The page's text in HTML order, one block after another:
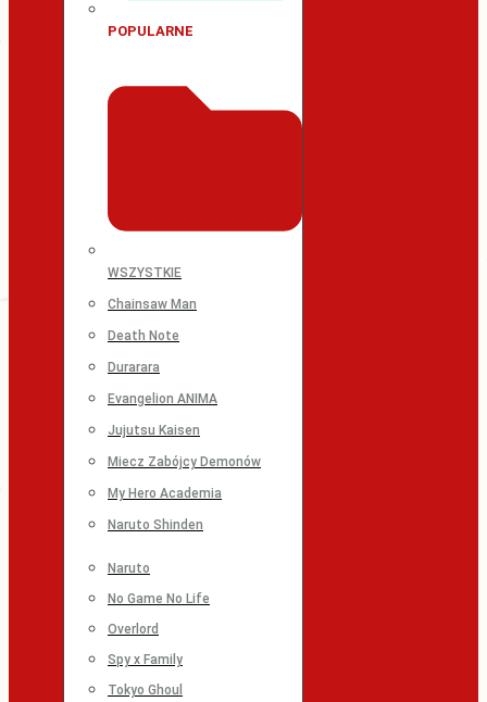
POPULARNE
WSZYSTKIE
Chainsaw Man
Death Note
Durarara
Evangelion ANIMA
Jujutsu Kaisen
Miecz Zabójcy Demonów
My Hero Academia
Naruto Shinden
Naruto
No Game No Life
Overlord
Spy x Family
Tokyo Ghoul